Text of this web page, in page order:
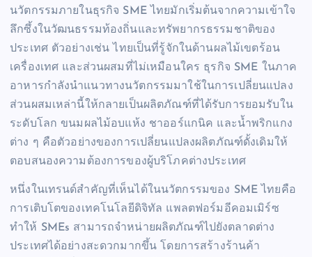
นวัตกรรมภายในธุรกิจ SME ไทยมักเริ่มต้นจากความเข้าใจ
ลึกซึ้งในวัฒนธรรมท้องถิ่นและทรัพยากรธรรมชาติของ
ประเทศ ตัวอย่างเช่น ไทยเป็นที่รู้จักในด้านผลไม้เขตร้อน
เครื่องเทศ และส่วนผสมที่ไม่เหมือนใคร ธุรกิจ SME ในภาค
อาหารกำลังนำแนวทางนวัตกรรมมาใช้ในการเปลี่ยนแปลง
ส่วนผสมเหล่านี้ให้กลายเป็นผลิตภัณฑ์ที่ได้รับการยอมรับใน
ระดับโลก ขนมผลไม้อบแห้ง ชาออร์แกนิค และน้ำพริกแกง
ต่าง ๆ คือตัวอย่างของการเปลี่ยนแปลงผลิตภัณฑ์ดั้งเดิมให้
ตอบสนองความต้องการของผู้บริโภคต่างประเทศ
หนึ่งในเทรนด์สำคัญที่เห็นได้ในนวัตกรรมของ SME ไทยคือ
การเติบโตของเทคโนโลยีดิจิทัล แพลตฟอร์มอีคอมเมิร์ซ
ทำให้ SMEs สามารถจำหน่ายผลิตภัณฑ์ไปยังตลาดต่าง
ประเทศได้อย่างสะดวกมากขึ้น โดยการสร้างร้านค้า